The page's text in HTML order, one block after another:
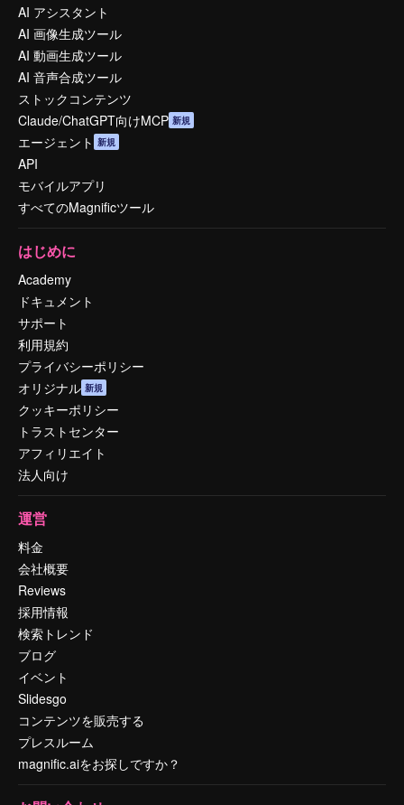
AI アシスタント
AI 画像生成ツール
AI 動画生成ツール
AI 音声合成ツール
ストックコンテンツ
Claude/ChatGPT向けMCP 新規
エージェント 新規
API
モバイルアプリ
すべてのMagnificツール
はじめに
Academy
ドキュメント
サポート
利用規約
プライバシーポリシー
オリジナル 新規
クッキーポリシー
トラストセンター
アフィリエイト
法人向け
運営
料金
会社概要
Reviews
採用情報
検索トレンド
ブログ
イベント
Slidesgo
コンテンツを販売する
プレスルーム
magnific.aiをお探しですか？